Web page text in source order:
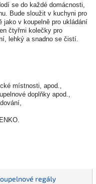
se do každé domácnosti,
Bude sloužit v kuchyni pro
jako v koupelně pro ukládání
čtyřmi kolečky pro
lehký a snadno se čistí.
místnosti, apod.,
doplňky apod.,
regály